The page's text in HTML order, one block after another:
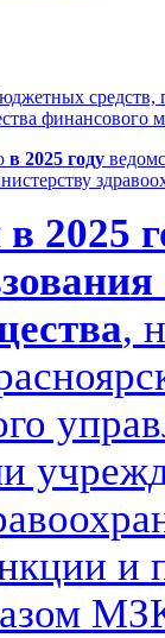
средств,
финансового
в 2025 году
в 2025
,
и